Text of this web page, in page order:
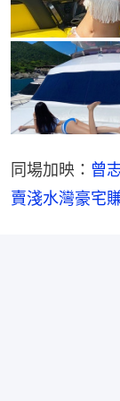
同場加映： 曾
賣淺水灣豪宅